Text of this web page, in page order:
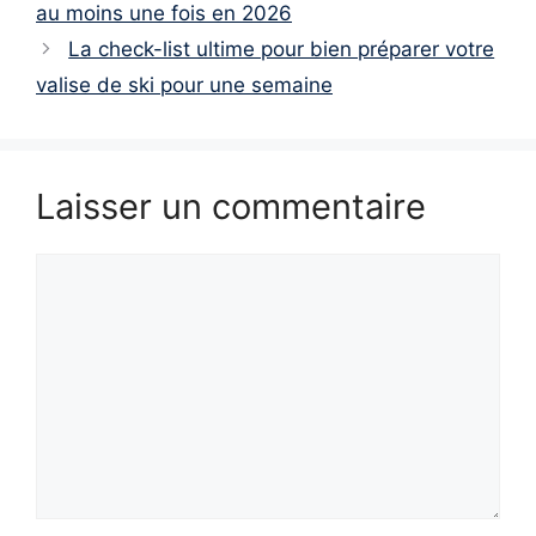
au moins une fois en 2026
La check-list ultime pour bien préparer votre
valise de ski pour une semaine
Laisser un commentaire